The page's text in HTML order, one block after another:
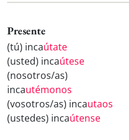
Presente
(tú) incaútate
(usted) incaútese
(nosotros/as)
incautémonos
(vosotros/as) incautaos
(ustedes) incaútense